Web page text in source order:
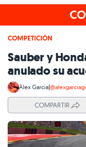
COMPETICIÓN
Sauber y
anulado su
Àlex Garcia|
COMPARTIR